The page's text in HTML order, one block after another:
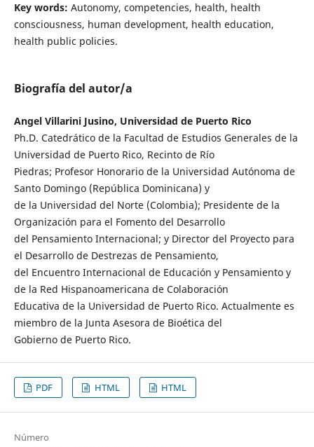
Key words: Autonomy, competencies, health, health
consciousness, human development, health education,
health public policies.
Biografía del autor/a
Angel Villarini Jusino, Universidad de Puerto Rico
Ph.D. Catedrático de la Facultad de Estudios Generales de la
Universidad de Puerto Rico, Recinto de Río
Piedras; Profesor Honorario de la Universidad Autónoma de
Santo Domingo (República Dominicana) y
de la Universidad del Norte (Colombia); Presidente de la
Organización para el Fomento del Desarrollo
del Pensamiento Internacional; y Director del Proyecto para
el Desarrollo de Destrezas de Pensamiento,
del Encuentro Internacional de Educación y Pensamiento y
de la Red Hispanoamericana de Colaboración
Educativa de la Universidad de Puerto Rico. Actualmente es
miembro de la Junta Asesora de Bioética del
Gobierno de Puerto Rico.
PDF HTML HTML
Número